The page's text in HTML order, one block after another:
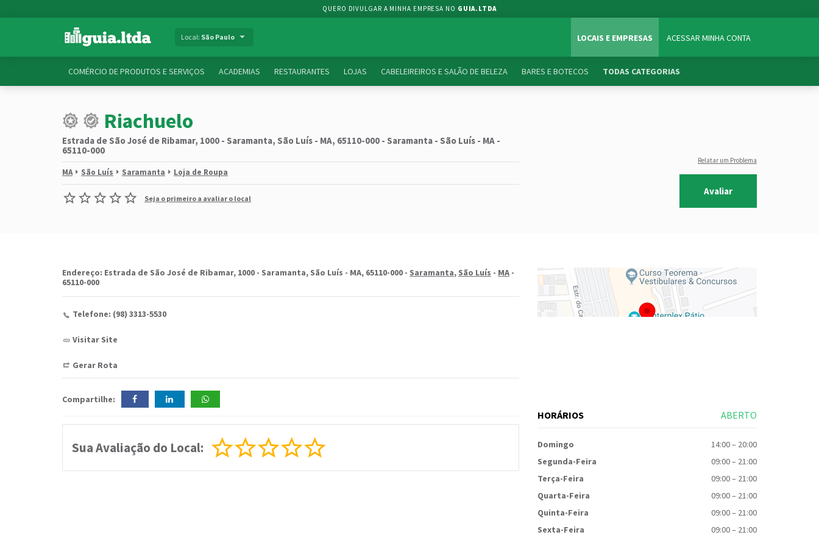
QUERO DIVULGAR A MINHA EMPRESA NO GUIA.LTDA
Local: São Paulo LOCAIS E EMPRESAS ACESSAR MINHA CONTA
COMÉRCIO DE PRODUTOS E SERVIÇOS ACADEMIAS RESTAURANTES LOJAS CABELEIREIROS E SALÃO DE BELEZA BARES E BOTECOS TODAS CATEGORIAS
Riachuelo
Estrada de São José de Ribamar, 1000 - Saramanta, São Luís - MA, 65110-000 - Saramanta - São Luís - MA -
65110-000
MA São Luís Saramanta Loja de Roupa
Seja o primeiro a avaliar o local
Relatar um Problema
Avaliar
Endereço: Estrada de São José de Ribamar, 1000 - Saramanta, São Luís - MA, 65110-000 - Saramanta, São Luís - MA -
65110-000
Telefone: (98) 3313-5530
Visitar Site
Gerar Rota
Compartilhe:
Sua Avaliação do Local:
HORÁRIOS ABERTO
Domingo 14:00– 20:00
Segunda-Feira
09:00– 21:00
Terça-Feira
09:00– 21:00
Quarta-Feira
09:00– 21:00
Quinta-Feira
09:00– 21:00
Sexta-Feira
09:00– 21:00